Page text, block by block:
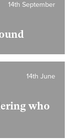
14th September
who
14th June